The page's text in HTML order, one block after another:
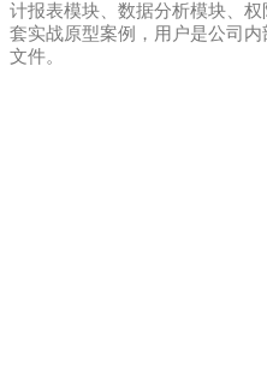
计报表模块、数据分析模块、
套实战原型案例，用户是公司内
文件。